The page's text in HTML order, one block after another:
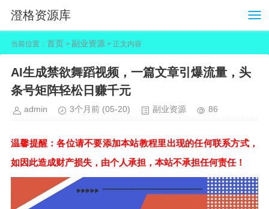
澄格资源库
当前位置： 首页 > 副业资源 > 正文内容
AI生成禁欲舞蹈视频，一篇文章引爆流量，头
条号矩阵轻松日赚千元
admin 3个月前 (05-20) 副业资源 86
温馨提醒：各位请不要添加本站教程里出现的任何联系方式，
如因此造成财产损失，由个人承担，本站不承担任何责任！